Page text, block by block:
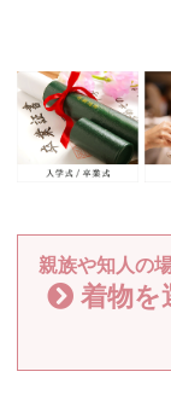
親族や知人の
着物を